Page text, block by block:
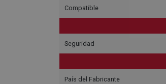
Compatible
Seguridad
País del Fabricante